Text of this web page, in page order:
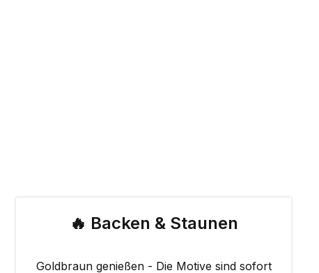
🔥 Backen & Staunen
Goldbraun genießen - Die Motive sind sofort